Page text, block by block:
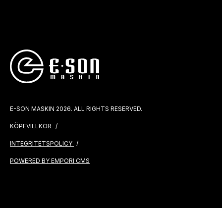
E-SON MASKIN 2026. ALL RIGHTS RESERVED.
KÖPEVILLKOR
INTEGRITETSPOLICY
POWERED BY EMPORI CMS